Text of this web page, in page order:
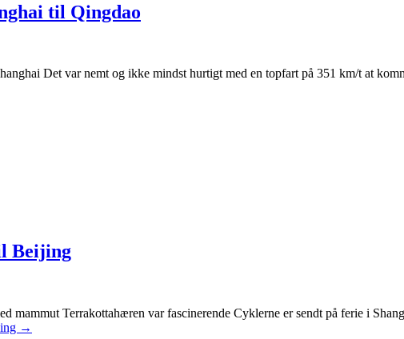
til Qingdao
Det var nemt og ikke mindst hurtigt med en topfart på 351 km/t at
Beijing
mammut Terrakottahæren var fascinerende Cyklerne er sendt på ferie i
WBT.
→